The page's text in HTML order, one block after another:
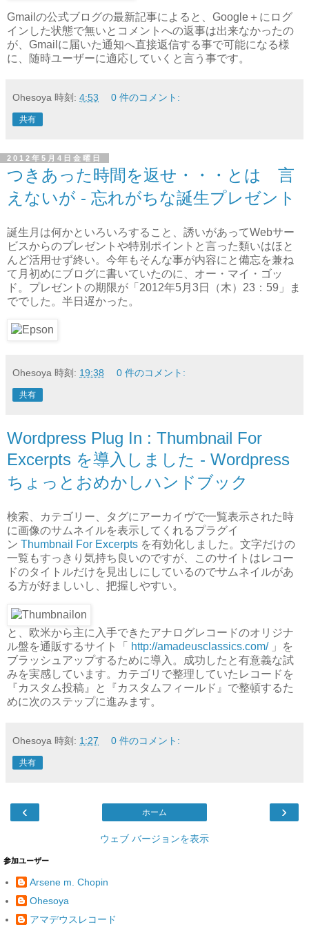
Gmailの公式ブログの最新記事によると、Google＋にログ
インした状態で無いとコメントへの返事は出来なかったの
が、Gmailに届いた通知へ直接返信する事で可能になる様
に、随時ユーザーに適応していくと言う事です。
Ohesoya 時刻: 4:53 0 件のコメント:
共有
2012年5月4日金曜日
つきあった時間を返せ・・・とは 言
えないが - 忘れがちな誕生プレゼント
誕生月は何かといろいろすること、誘いがあってWebサー
ビスからのプレゼントや特別ポイントと言った類いはほと
んど活用せず終い。今年もそんな事が内容にと備忘を兼ね
て月初めにブログに書いていたのに、オー・マイ・ゴッ
ド。プレゼントの期限が「2012年5月3日（木）23：59」ま
ででした。半日遅かった。
Ohesoya 時刻: 19:38 0 件のコメント:
共有
Wordpress Plug In : Thumbnail For
Excerpts を導入しました - Wordpress
ちょっとおめかしハンドブック
検索、カテゴリー、タグにアーカイヴで一覧表示された時
に画像のサムネイルを表示してくれるプラグイ
ン Thumbnail For Excerpts を有効化しました。文字だけの
一覧もすっきり気持ち良いのですが、このサイトはレコー
ドのタイトルだけを見出しにしているのでサムネイルがあ
る方が好ましいし、把握しやすい。
と、欧米から主に入手できたアナログレコードのオリジナ
ル盤を通販するサイト「
http://amadeusclassics.com/」を
ブラッシュアップするために導入。成功したと有意義な試
みを実感しています。カテゴリで整理していたレコードを
『カスタム投稿』と『カスタムフィールド』で整頓するた
めに次のステップに進みます。
Ohesoya 時刻: 1:27 0 件のコメント:
共有
‹ ›
ホーム
ウェブ バージョンを表示
参加ユーザー
Arsene m. Chopin
Ohesoya
アマデウスレコード